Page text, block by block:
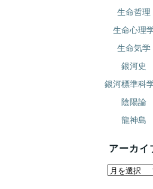
生命哲理
生命心理
生命気学
銀河史
銀河標準科
陰陽論
龍神島
アーカイ
ア